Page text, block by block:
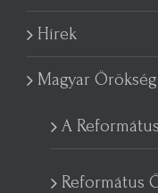
Hírek
Magyar Örökség
A
Református